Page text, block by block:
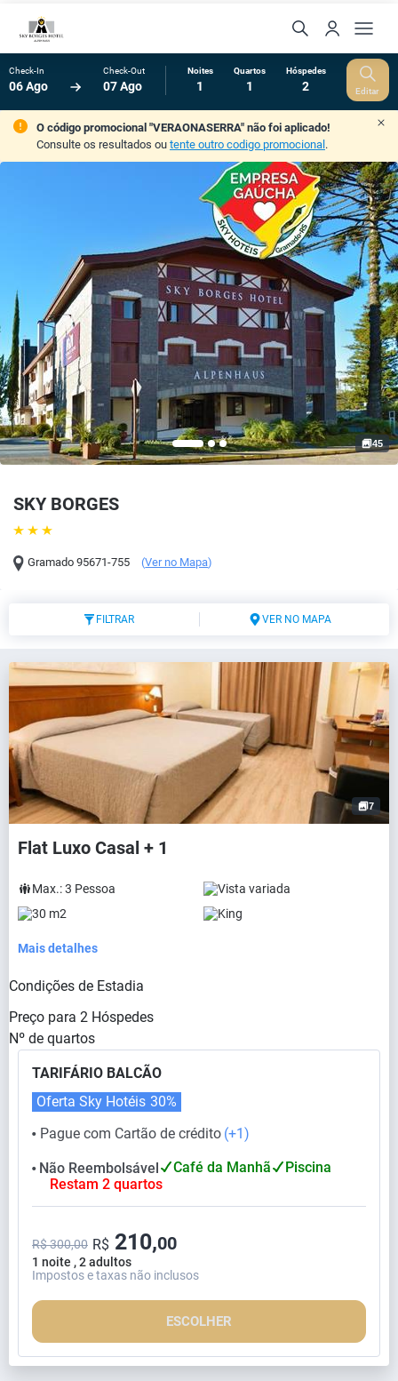
Check-In
06 Ago
Check-Out
07 Ago
Noites
1
Quartos
1
Hóspedes
2 Editar
O código promocional "VERAONASERRA" não foi aplicado!
Consulte os resultados ou tente outro codigo promocional .
SKY BORGES
Gramado 95671-755 (Ver no Mapa)
45
FILTRAR VER NO MAPA
7
Flat Luxo Casal + 1
Max.:3 Pessoa
Vista variada
30 m2
King
Mais detalhes
Condições de Estadia
Preço para 2 Hóspedes
Nº de quartos
TARIFÁRIO BALCÃO
⬤ Pague com Cartão de crédito (+1)
Oferta Sky Hotéis 30%
⬤ Não Reembolsável Café da Manhã
Piscina
Restam 2 quartos
1 noite , 2 adultos
R$ 300,00 R$ 210,00
Impostos e taxas não inclusos
ESCOLHER